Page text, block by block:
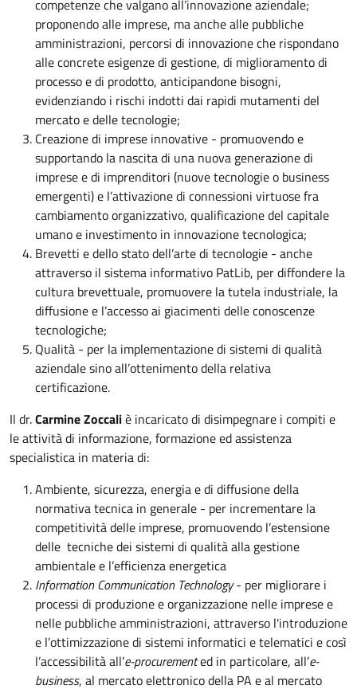
competenze che valgano all’innovazione aziendale;
proponendo alle imprese, ma anche alle pubbliche
amministrazioni, percorsi di innovazione che rispondano
alle concrete esigenze di gestione, di miglioramento di
processo e di prodotto, anticipandone bisogni,
evidenziando i rischi indotti dai rapidi mutamenti del
mercato e delle tecnologie;
Creazione di imprese innovative - promuovendo e
supportando la nascita di una nuova generazione di
imprese e di imprenditori (nuove tecnologie o business
emergenti) e l’attivazione di connessioni virtuose fra
cambiamento organizzativo, qualificazione del capitale
umano e investimento in innovazione tecnologica;
Brevetti e dello stato dell’arte di tecnologie - anche
attraverso il sistema informativo PatLib, per diffondere la
cultura brevettuale, promuovere la tutela industriale, la
diffusione e l’accesso ai giacimenti delle conoscenze
tecnologiche;
Qualità - per la implementazione di sistemi di qualità
aziendale sino all’ottenimento della relativa
certificazione.
Il dr.Carmine Zoccaliè incaricato di disimpegnare i compiti e
le attività di informazione, formazione ed assistenza
specialistica in materia di:
Ambiente, sicurezza, energia e di diffusione della
normativa tecnica in generale - per incrementare la
competitività delle imprese, promuovendo l’estensione
delle tecniche dei sistemi di qualità alla gestione
ambientale e l’efficienza energetica
Information Communication Technology- per migliorare i
processi di produzione e organizzazione nelle imprese e
nelle pubbliche amministrazioni, attraverso l'introduzione
e l’ottimizzazione di sistemi informatici e telematici e così
l’accessibilità all’e-procuremented in particolare, all’e-
business, al mercato elettronico della PA e al mercato